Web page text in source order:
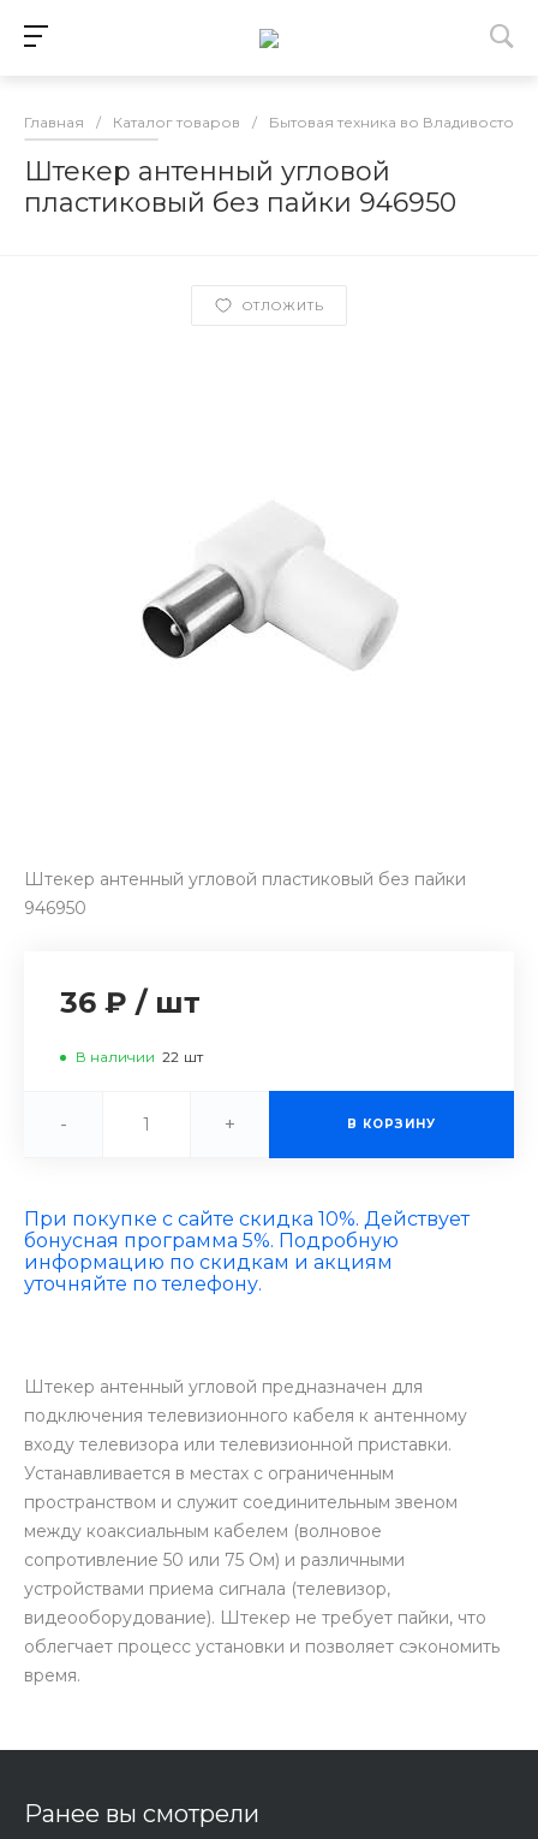
Главная / Каталог товаров / Бытовая техника во Владивостоке
Штекер антенный угловой
пластиковый без пайки 946950
ОТЛОЖИТЬ
Штекер антенный угловой пластиковый без пайки
946950
36 ₽ / шт
В наличии 22 шт
- + В КОРЗИНУ
При покупке с сайте скидка 10%. Действует
бонусная программа 5%. Подробную
информацию по скидкам и акциям
уточняйте по телефону.
Штекер антенный угловой предназначен для
подключения телевизионного кабеля к антенному
входу телевизора или телевизионной приставки.
Устанавливается в местах с ограниченным
пространством и служит соединительным звеном
между коаксиальным кабелем (волновое
сопротивление 50 или 75 Ом) и различными
устройствами приема сигнала (телевизор,
видеооборудование). Штекер не требует пайки, что
облегчает процесс установки и позволяет сэкономить
время.
Ранее вы смотрели